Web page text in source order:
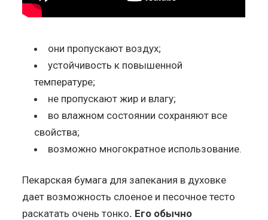
они пропускают воздух;
устойчивость к повышенной
температуре;
не пропускают жир и влагу;
во влажном состоянии сохраняют все
свойства;
возможно многократное использование.
Пекарская бумага для запекания в духовке
дает возможность слоеное и песочное тесто
раскатать очень тонко. Его обычно